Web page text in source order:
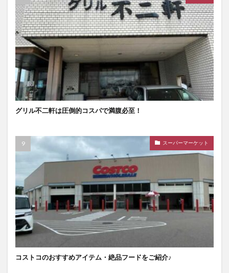
グリル不二軒は圧倒的コスパで満腹必至！
スーパーマーケット
コストコのおすすめアイテム・絶品フードをご紹介♪